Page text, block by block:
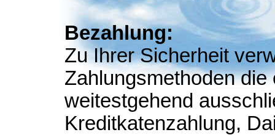
Bezahlung:
Zu Ihrer Sicherheit
Zahlungsmethoden
weitestgehend
Kreditkatenzahlung,